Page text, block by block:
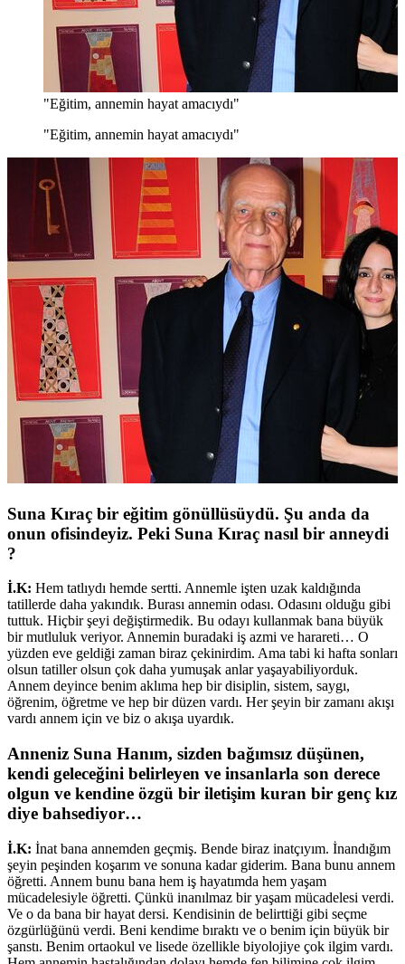
"Eğitim, annemin hayat amacıydı"
"Eğitim, annemin hayat amacıydı"
Suna Kıraç bir eğitim gönüllüsüydü. Şu anda da
onun ofisindeyiz. Peki Suna Kıraç nasıl bir anneydi
?
İ.K: Hem tatlıydı hemde sertti. Annemle işten uzak kaldığında
tatillerde daha yakındık. Burası annemin odası. Odasını olduğu gibi
tuttuk. Hiçbir şeyi değiştirmedik. Bu odayı kullanmak bana büyük
bir mutluluk veriyor. Annemin buradaki iş azmi ve harareti… O
yüzden eve geldiği zaman biraz çekinirdim. Ama tabi ki hafta sonları
olsun tatiller olsun çok daha yumuşak anlar yaşayabiliyorduk.
Annem deyince benim aklıma hep bir disiplin, sistem, saygı,
öğrenim, öğretme ve hep bir düzen vardı. Her şeyin bir zamanı akışı
vardı annem için ve biz o akışa uyardık.
Anneniz Suna Hanım, sizden bağımsız düşünen,
kendi geleceğini belirleyen ve insanlarla son derece
olgun ve kendine özgü bir iletişim kuran bir genç kız
diye bahsediyor…
İ.K: İnat bana annemden geçmiş. Bende biraz inatçıyım. İnandığım
şeyin peşinden koşarım ve sonuna kadar giderim. Bana bunu annem
öğretti. Annem bunu bana hem iş hayatımda hem yaşam
mücadelesiyle öğretti. Çünkü inanılmaz bir yaşam mücadelesi verdi.
Ve o da bana bir hayat dersi. Kendisinin de belirttiği gibi seçme
özgürlüğünü verdi. Beni kendime bıraktı ve o benim için büyük bir
şanstı. Benim ortaokul ve lisede özellikle biyolojiye çok ilgim vardı.